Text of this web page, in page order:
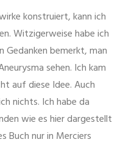
konstruiert, kann ich
Witzigerweise habe ich
Gedanken bemerkt, man
sehen. Ich kam
auf diese Idee. Auch
nichts. Ich habe da
wie es hier dargestellt
Buch nur in Merciers